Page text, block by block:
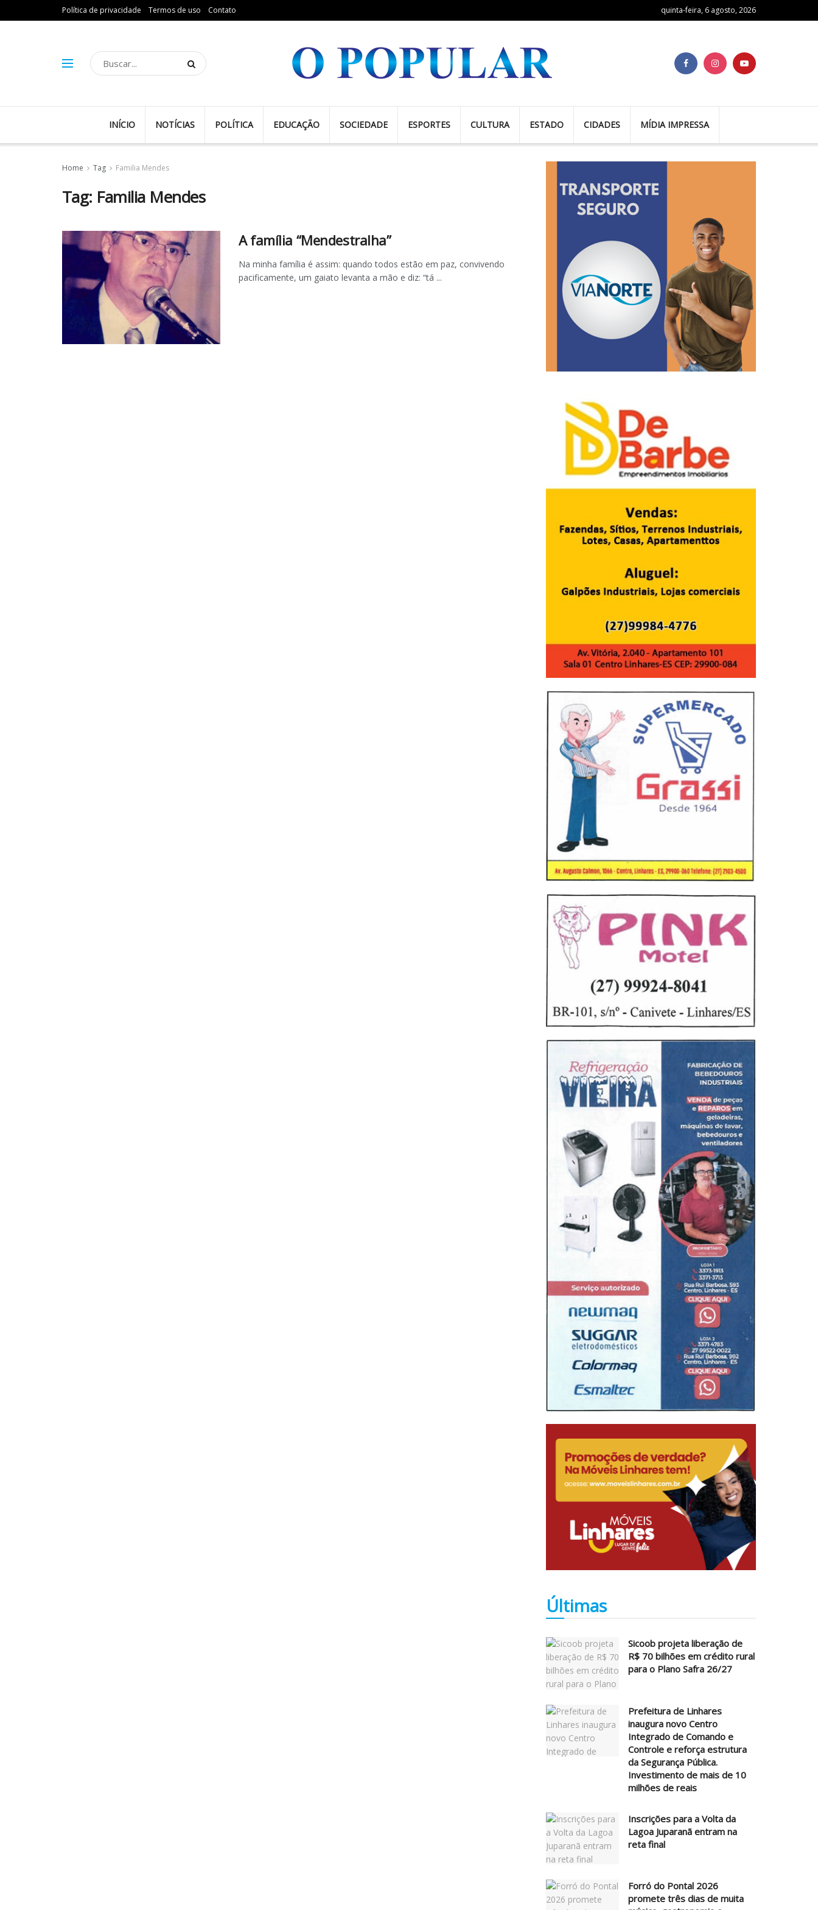
Política de privacidade Termos de uso Contato quinta-feira, 6 agosto, 2026
INÍCIO NOTÍCIAS POLÍTICA EDUCAÇÃO SOCIEDADE ESPORTES CULTURA ESTADO CIDADES MÍDIA IMPRESSA
Home Tag Familia Mendes
Tag: Familia Mendes
A família “Mendestralha”
Na minha família é assim: quando todos estão em paz, convivendo
pacificamente, um gaiato levanta a mão e diz: “tá ...
Últimas
Sicoob projeta liberação de
R$ 70 bilhões em crédito rural
para o Plano Safra 26/27
Prefeitura de Linhares
inaugura novo Centro
Integrado de Comando e
Controle e reforça estrutura
da Segurança Pública.
Investimento de mais de 10
milhões de reais
Inscrições para a Volta da
Lagoa Juparanã entram na
reta final
Forró do Pontal 2026
promete três dias de muita